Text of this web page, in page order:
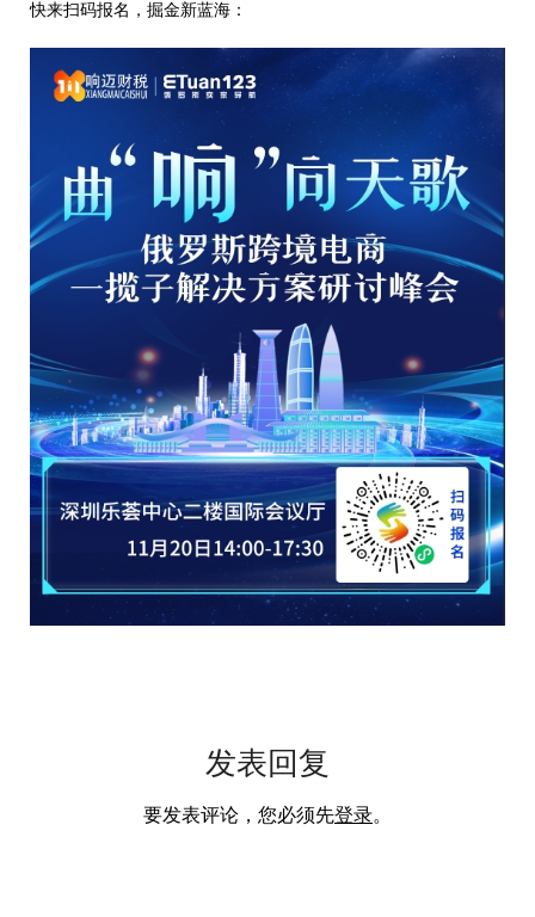
快来扫码报名，掘金新蓝海：
发表回复
要发表评论，您必须先登录。